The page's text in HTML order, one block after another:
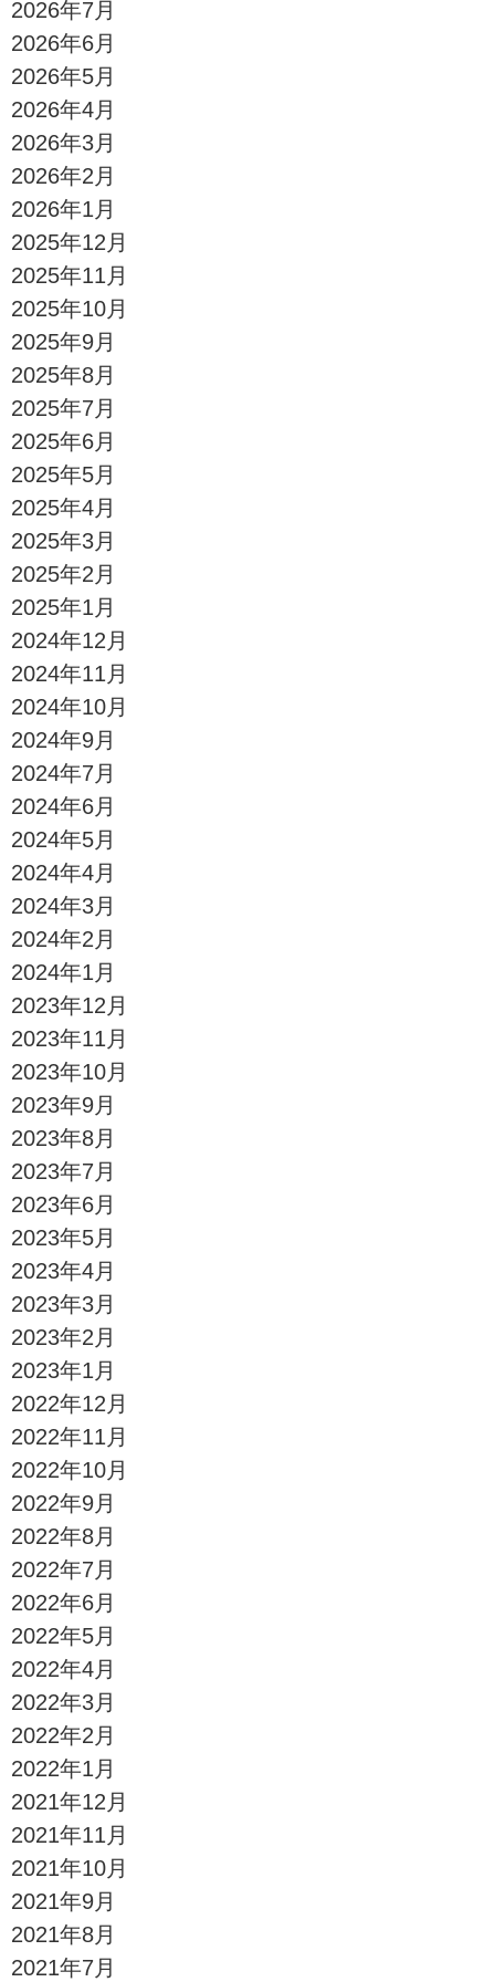
2026年7月
2026年6月
2026年5月
2026年4月
2026年3月
2026年2月
2026年1月
2025年12月
2025年11月
2025年10月
2025年9月
2025年8月
2025年7月
2025年6月
2025年5月
2025年4月
2025年3月
2025年2月
2025年1月
2024年12月
2024年11月
2024年10月
2024年9月
2024年7月
2024年6月
2024年5月
2024年4月
2024年3月
2024年2月
2024年1月
2023年12月
2023年11月
2023年10月
2023年9月
2023年8月
2023年7月
2023年6月
2023年5月
2023年4月
2023年3月
2023年2月
2023年1月
2022年12月
2022年11月
2022年10月
2022年9月
2022年8月
2022年7月
2022年6月
2022年5月
2022年4月
2022年3月
2022年2月
2022年1月
2021年12月
2021年11月
2021年10月
2021年9月
2021年8月
2021年7月